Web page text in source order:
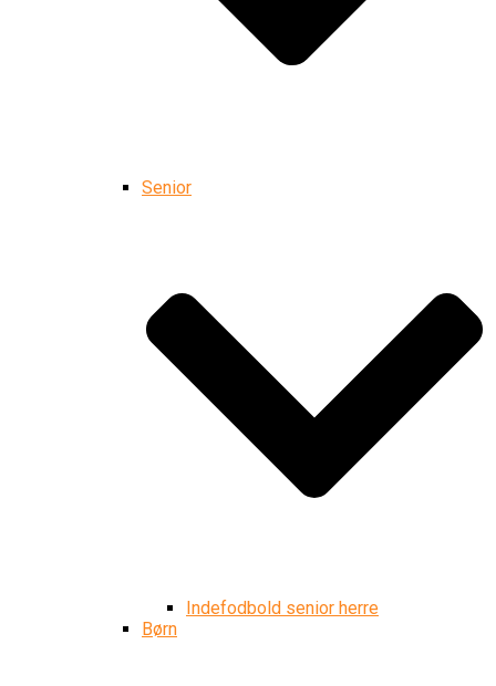
Senior
Indefodbold senior herre
Børn